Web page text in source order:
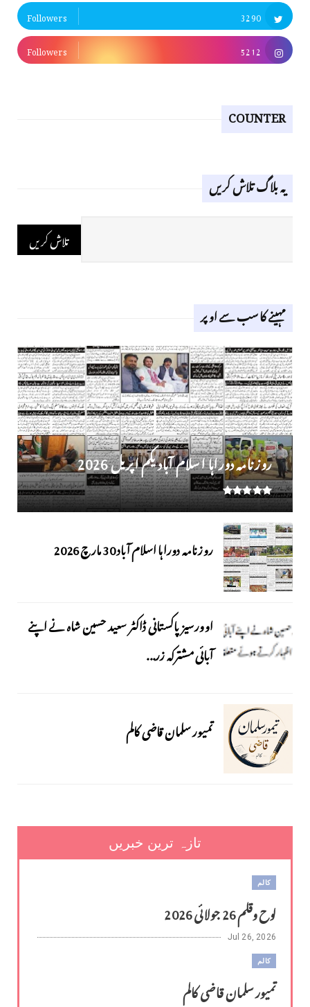
3290
Followers
5212
Followers
COUNTER
یہ بلاگ تلاش کریں
مہینے کا سب سے اوپر
روز نامہ دوراہا اسلام آباد یکم اپریل 2026
روزنامہ دوراہا اسلام آباد 30 مارچ 2026
اوورسیز پاکستانی ڈاکٹر سعید حسین شاہ نے اپنے
آبائی مشترکہ زر...
تمیور سلمان قاضی کالم
تازہ ترین خبریں
کالم
لوح وقلم 26 جولائی 2026
Jul 26, 2026
کالم
تمیور سلمان قاضی کالم